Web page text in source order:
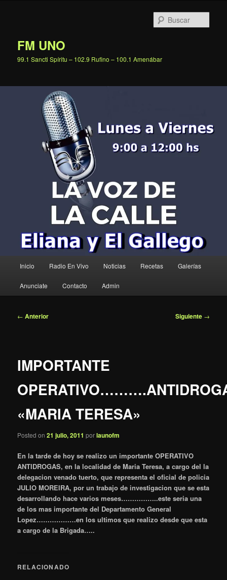
FM UNO
99.1 Sancti Spíritu – 102.9 Rufino – 100.1 Amenábar
principal
Inicio Radio En Vivo Noticias Recetas Galerías
Anunciate Contacto Admin
Navegación
← Anterior Siguiente →
IMPORTANTE
«MARIA TERESA»
Posted on21 julio, 2011 porlaunofm
En la tarde de hoy se realizo un importante OPERATIVO
ANTIDROGAS, en la localidad de Maria Teresa, a cargo del la
delegacion venado tuerto, que representa el oficial de policia
JULIO MOREIRA, por un trabajo de investigacion que se esta
desarrollando hace varios meses……………..este seria una
de los mas importante del Departamento General
Lopez………………en los ultimos que realizo desde que esta
a cargo de la Brigada…..
RELACIONADO